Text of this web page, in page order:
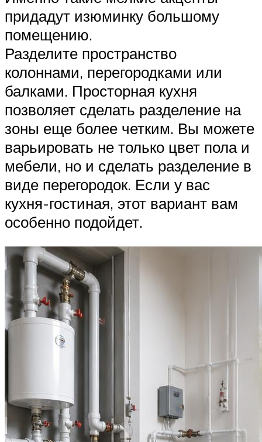
придадут изюминку большому
помещению.
Разделите пространство
колоннами, перегородками или
балками. Просторная кухня
позволяет сделать разделение на
зоны еще более четким. Вы можете
варьировать не только цвет пола и
мебели, но и сделать разделение в
виде перегородок. Если у вас
кухня-гостиная, этот вариант вам
особенно подойдет.